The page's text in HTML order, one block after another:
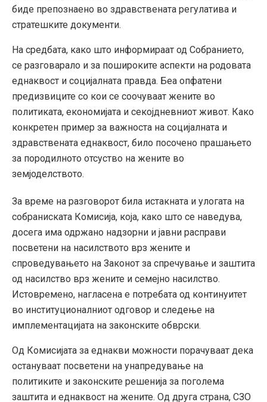
биде препознаено во здравствената регулатива и
стратешките документи.
На средбата, како што информираат од Собранието,
се разговарало и за пошироките аспекти на родовата
еднаквост и социјалната правда. Беа опфатени
предизвиците со кои се соочуваат жените во
политиката, економијата и секојдневниот живот. Како
конкретен пример за важноста на социјалната и
здравствената еднаквост, било посочено прашањето
за породилното отсуство на жените во
земјоделството.
За време на разговорот била истакната и улогата на
собраниската Комисија, која, како што се наведува,
досега има одржано надзорни и јавни расправи
посветени на насилството врз жените и
спроведувањето на Законот за спречување и заштита
од насилство врз жените и семејно насилство.
Истовремено, нагласена е потребата од континуитет
во институционалниот одговор и следење на
имплементацијата на законските обврски.
Од Комисијата за еднакви можности порачуваат дека
остануваат посветени на унапредување на
политиките и законските решенија за поголема
заштита и еднаквост на жените. Од друга страна, СЗО